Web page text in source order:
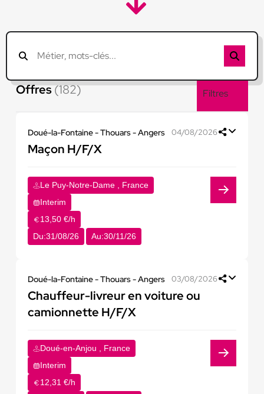
Offres(182) Filtres
Doué-la-Fontaine - Thouars - Angers 04/08/2026
Maçon H/F/X
Le Puy-Notre-Dame , France
Interim
13,50 €/h
Du:31/08/26 Au:30/11/26
Doué-la-Fontaine - Thouars - Angers 03/08/2026
Chauffeur-livreur en voiture ou
camionnette H/F/X
Doué-en-Anjou , France
Interim
12,31 €/h